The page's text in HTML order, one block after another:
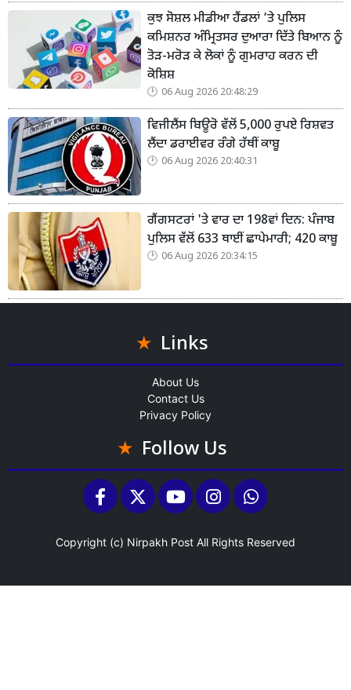
ਕੁਝ ਸੋਸ਼ਲ ਮੀਡੀਆ ਹੈਂਡਲਾਂ ’ਤੇ ਪੁਲਿਸ
ਕਮਿਸ਼ਨਰ ਅੰਮ੍ਰਿਤਸਰ ਦੁਆਰਾ ਦਿੱਤੇ ਬਿਆਨ ਨੂੰ
ਤੋੜ-ਮਰੋੜ ਕੇ ਲੋਕਾਂ ਨੂੰ ਗੁਮਰਾਹ ਕਰਨ ਦੀ
ਕੋਸ਼ਿਸ਼
06 Aug 2026 20:48:29
ਵਿਜੀਲੈਂਸ ਬਿਊਰੋ ਵੱਲੋਂ 5,000 ਰੁਪਏ ਰਿਸ਼ਵਤ
ਲੈਂਦਾ ਡਰਾਈਵਰ ਰੰਗੇ ਹੱਥੀਂ ਕਾਬੂ
06 Aug 2026 20:40:31
ਗੈਂਗਸਟਰਾਂ 'ਤੇ ਵਾਰ ਦਾ 198ਵਾਂ ਦਿਨ: ਪੰਜਾਬ
ਪੁਲਿਸ ਵੱਲੋਂ 633 ਥਾਈਂ ਛਾਪੇਮਾਰੀ; 420 ਕਾਬੂ
06 Aug 2026 20:34:15
Links
About Us
Contact Us
Privacy Policy
Follow Us
Copyright (c) Nirpakh Post All Rights Reserved